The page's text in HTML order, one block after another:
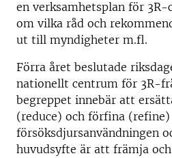
en verksamhetsplan för
om vilka råd och
ut till myndigheter m.fl.
Förra året beslutade
nationellt centrum för 3R-
begreppet innebär att
(reduce) och förfina (refine)
försöksdjursanvändningen
huvudsyfte är att främja